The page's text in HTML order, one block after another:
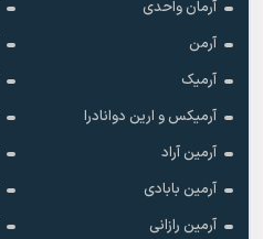
آرمان واحدی
آرمن
آرمیک
آرمیکس و ارین دوانادرا
آرمین آراد
آرمین بابادی
آرمین رازانی